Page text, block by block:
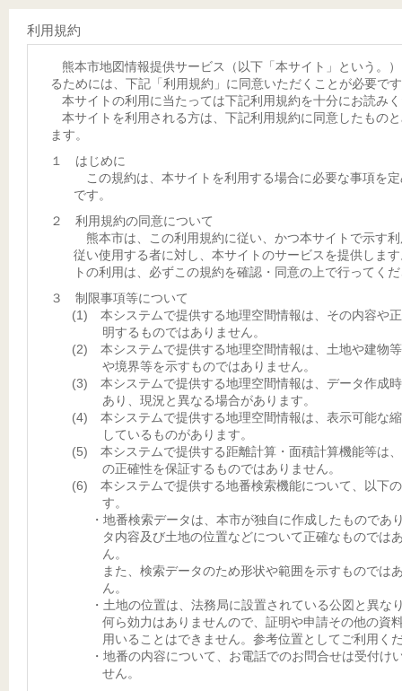
利用規約
熊本市地図情報提供サービス（以下「本サイト」という。
るためには、下記「利用規約」に同意いただくことが必要です
本サイトの利用に当たっては下記利用規約を十分にお読み
本サイトを利用される方は、下記利用規約に同意したもの
ます。
１ はじめに
この規約は、本サイトを利用する場合に必要な事項を
です。
２ 利用規約の同意について
熊本市は、この利用規約に従い、かつ本サイトで示す
従い使用する者に対し、本サイトのサービスを提供しま
トの利用は、必ずこの規約を確認・同意の上で行ってく
３ 制限事項等について
(1) 本システムで提供する地理空間情報は、その内容や
明するものではありません。
(2) 本システムで提供する地理空間情報は、土地や建物
や境界等を示すものではありません。
(3) 本システムで提供する地理空間情報は、データ作成
あり、現況と異なる場合があります。
(4) 本システムで提供する地理空間情報は、表示可能な
しているものがあります。
(5) 本システムで提供する距離計算・面積計算機能等は
の正確性を保証するものではありません。
(6) 本システムで提供する地番検索機能について、以下
す。
・地番検索データは、本市が独自に作成したものであ
タ内容及び土地の位置などについて正確なものでは
ん。
また、検索データのため形状や範囲を示すものでは
ん。
・土地の位置は、法務局に設置されている公図と異な
何ら効力はありませんので、証明や申請その他の資
用いることはできません。参考位置としてご利用く
・地番の内容について、お電話でのお問合せは受付け
せん。